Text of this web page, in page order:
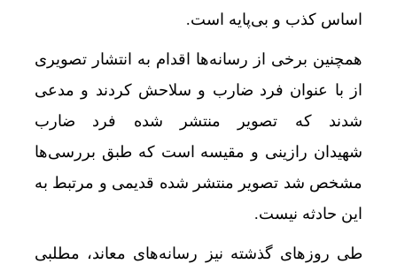
اساس کذب و بی‌پایه است.
همچنین برخی از رسانه‌ها اقدام به انتشار تصویری
از با عنوان فرد ضارب و سلاحش کردند و مدعی
شدند که تصویر منتشر شده فرد ضارب
شهیدان رازینی و مقیسه است که طبق بررسی‌ها
مشخص شد تصویر منتشر شده قدیمی و مرتبط به
این حادثه نیست.
طی روزهای گذشته نیز رسانه‌های معاند، مطلبی